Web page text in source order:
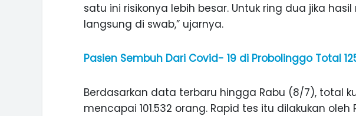
satu ini risikonya lebih besar. Untuk ring dua jika
langsung di swab,” ujarnya.
Pasien Sembuh Dari Covid- 19 di Probolinggo Total
Berdasarkan data terbaru hingga Rabu (8/7), total
mencapai 101.532 orang. Rapid tes itu dilakukan oleh